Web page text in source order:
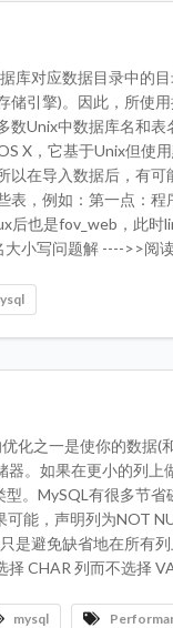
库对应数据目录中的
储引擎)。因此，所使
数Unix中数据库名和
X，它基于Unix但使
以在导入数据后，有
表，例如：第一点：
后也是fov_web，此
大小写问题解 ---->>阅
化之一是使你的数据
。如果在更小的列
。MySQL有很多节
能，声明列为NOT
是避免缺省地在所有
CHAR 列而不选择
mysql